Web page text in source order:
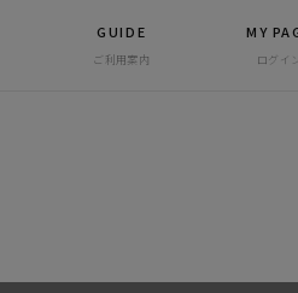
GUIDE
ご利用案内
MY
ログイン